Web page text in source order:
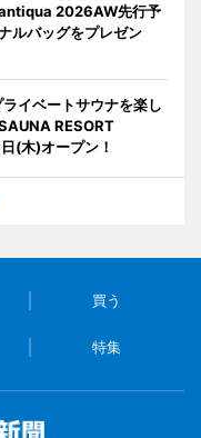
antiqua 2026AW先行予
ルバッグをプレゼン
イベートサウナを楽し
RESORT
(木)オープン！
買う
特集